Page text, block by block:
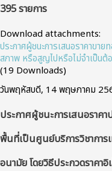
395 รายการ
Download attachments:
ประกาศผู้ชนะการเสนอราคาข
สภาพ หรือสูญไปหรือไม่จําเป็นต้
(19 Downloads)
วันพฤหัสบดี, 14 พฤษภาคม
ประกาศผู้ชนะการเสนอราค
พื้นที่เป็นศูนย์บริการวิชากา
อนามัย โดยวิธีประกวดราค